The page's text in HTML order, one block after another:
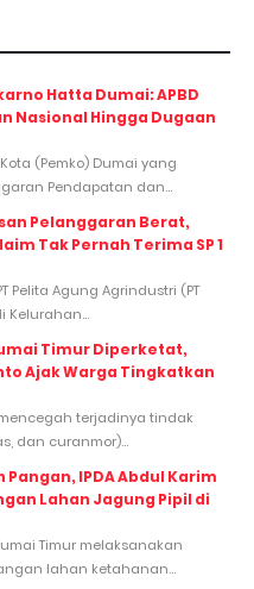
Hatta Dumai: APBD
Nasional Hingga Dugaan
(Pemko) Dumai yang
Pendapatan dan...
Pelanggaran Berat,
Tak Pernah Terima SP 1
Pelita Agung Agrindustri (PT
Kelurahan...
Timur Diperketat,
Ajak Warga Tingkatkan
terjadinya tindak
dan curanmor)...
IPDA Abdul Karim
Lahan Jagung Pipil di
Timur melaksanakan
lahan ketahanan...